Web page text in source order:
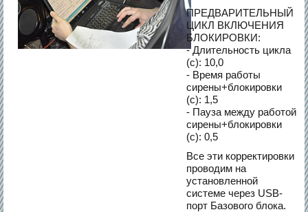
ПРЕДВАРИТЕЛЬНЫЙ
ЦИКЛ ВКЛЮЧЕНИЯ
БЛОКИРОВКИ:
- Длительность цикла
(c): 10,0
- Время работы
сирены+блокировки
(c): 1,5
- Пауза между работой
сирены+блокировки
(c): 0,5
Все эти корректировки
проводим на
установленной
системе через USB-
порт Базового блока.